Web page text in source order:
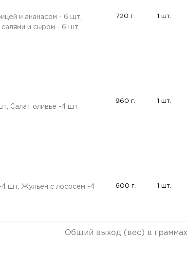
и ананасом - 6 шт,
и сыром - 6 шт
720 г. 1 шт.
Салат оливье -4 шт
960 г. 1 шт.
шт, Жульен с лососем -4
600 г. 1 шт.
Общий выход (вес) в